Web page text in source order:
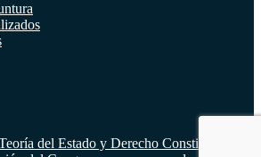
del Estado y Derecho Constitucional